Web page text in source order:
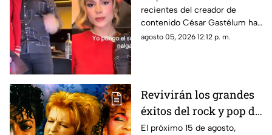
revelar móvil de su
asesinato en Culiacán |
VIDEO
recientes del creador de
contenido César Gastélum han
sido analizadas por usuarios en
agosto 05, 2026 12:12 p. m.
Revivirán los grandes
éxitos del rock y pop de
los 80 y 90 en
El próximo 15 de agosto,